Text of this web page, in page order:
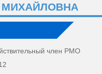
МИХАЙЛОВНА
член РМО